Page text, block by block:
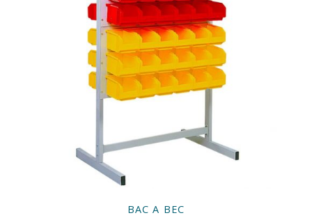
BAC A BEC